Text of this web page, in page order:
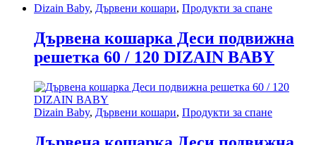
Dizain Baby, Дървени кошари, Продукти за спане
Дървена кошарка Деси подвижна
решетка 60 / 120 DIZAIN BABY
Dizain Baby, Дървени кошари, Продукти за спане